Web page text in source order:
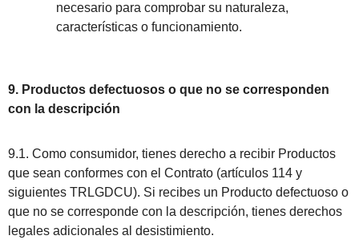
necesario para comprobar su naturaleza,
características o funcionamiento.
9. Productos defectuosos o que no se corresponden
con la descripción
9.1. Como consumidor, tienes derecho a recibir Productos
que sean conformes con el Contrato (artículos 114 y
siguientes TRLGDCU). Si recibes un Producto defectuoso o
que no se corresponde con la descripción, tienes derechos
legales adicionales al desistimiento.